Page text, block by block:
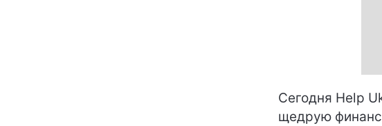
Сегодня Help
щедрую